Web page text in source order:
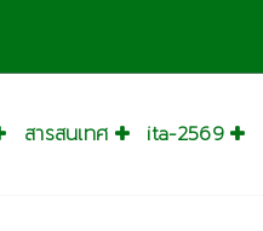
สารสนเทศ ita-2569